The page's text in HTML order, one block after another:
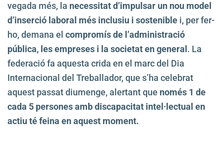
vegada més, la necessitat d’impulsar un nou model
d’inserció laboral més inclusiu i sostenible i, per fer-
ho, demana el compromís de l’administració
pública, les empreses i la societat en general . La
federació fa aquesta crida en el marc del Dia
Internacional del Treballador, que s’ha celebrat
aquest passat diumenge, alertant que només 1 de
cada 5 persones amb discapacitat intel·lectual en
actiu té feina en aquest moment.